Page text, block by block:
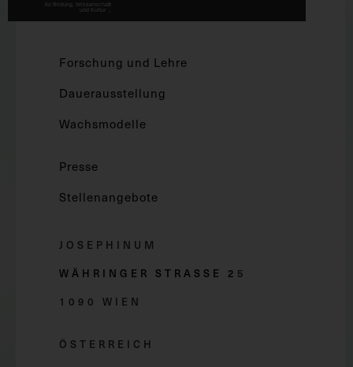
Forschung und Lehre
Dauerausstellung
Wachsmodelle
Presse
Stellenangebote
JOSEPHINUM
WÄHRINGER STRASSE 2 5
1090 WIEN
ÖSTERREICH